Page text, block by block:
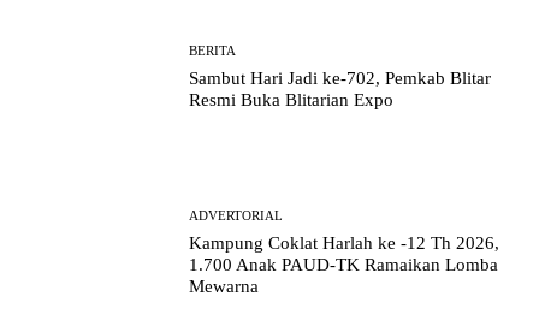
BERITA
Sambut Hari Jadi ke-702, Pemkab Blitar
Resmi Buka Blitarian Expo
ADVERTORIAL
Kampung Coklat Harlah ke -12 Th 2026,
1.700 Anak PAUD-TK Ramaikan Lomba
Mewarna